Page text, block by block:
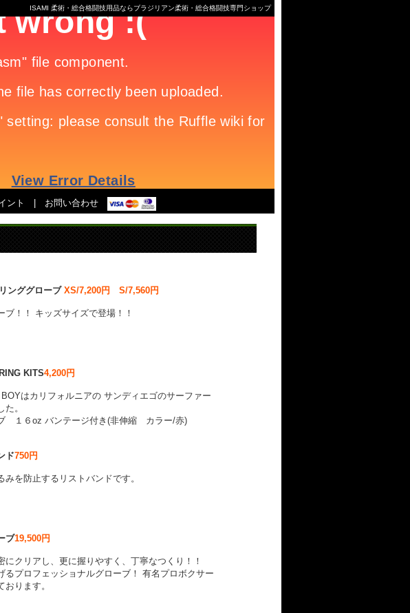
ISAMI 柔術・総合格闘技用品ならブラジリアン柔術・総合格闘技専門ショップ
ント お問い合わせ
ンググローブXS/7,200円 S/7,560円
ブ！！ キッズサイズで登場！！
KITS4,200円
はカリフォルニアの サンディエゴのサーファー
。
１６oz バンテージ付き(非伸縮 カラー/赤)
ド750円
みを防止するリストバンドです。
ブ19,500円
にクリアし、更に握りやすく、丁寧なつくり！！
るプロフェッショナルグローブ！ 有名プロボクサー
ります。